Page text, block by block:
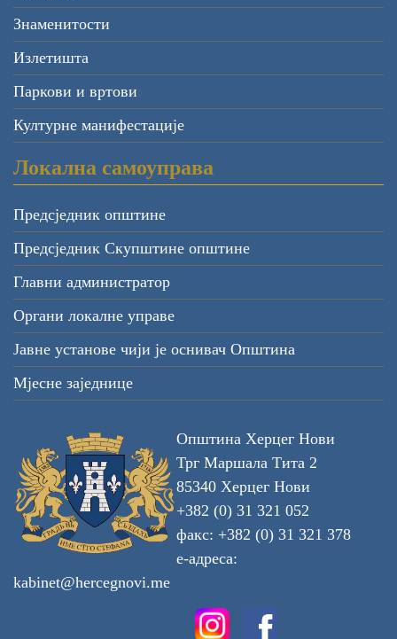
Знаменитости
Излетишта
Паркови и вртови
Културне манифестације
Локална самоуправа
Предсједник општине
Предсједник Скупштине општине
Главни администратор
Органи локалне управе
Јавне установе чији је оснивач Општина
Мјесне заједнице
Општина Херцег Нови
Трг Маршала Тита 2
85340 Херцег Нови
+382 (0) 31 321 052
факс: +382 (0) 31 321 378
е-адреса:
kabinet@hercegnovi.me